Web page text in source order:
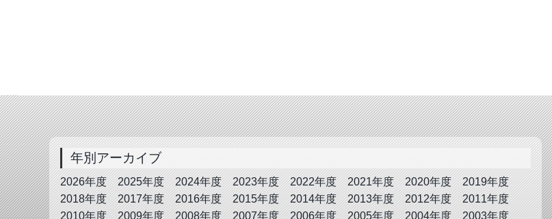
年別アーカイブ
2026年度 2025年度 2024年度 2023年度 2022年度 2021年度 2020年度
2019年度
2018年度
2017年度 2016年度 2015年度 2014年度 2013年度 2012年度
2011年度
2010年度
2009年度 2008年度 2007年度 2006年度 2005年度 2004年度 2003年度